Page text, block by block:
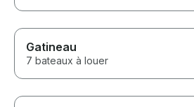
Gatineau
7 bateaux à louer